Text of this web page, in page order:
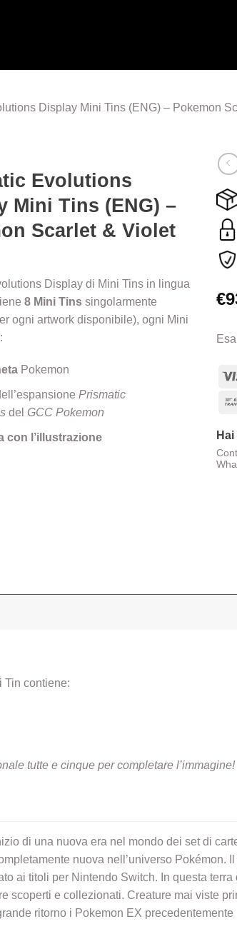
Display Mini Tins (ENG) – Pokemon
Evolutions
Mini Tins (ENG) –
Scarlet & Violet
Display di Mini Tins in lingua
8 Mini Tinssingolarmente
ogni artwork disponibile), ogni Mini
Pokemon
Prismatic
del GCC Pokemon
con l’illustrazione
€
Tin contiene:
tutte e cinque per completare l’immagine!
di una nuova era nel mondo dei set di
nuova nell’universo Pokémon.
ai titoli per Nintendo Switch. In questa
scoperti e collezionati. Creature mai viste
ritorno i Pokemon EX